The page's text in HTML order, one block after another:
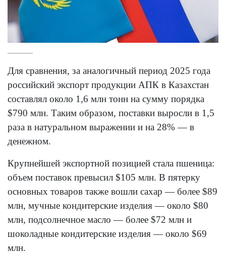
Для сравнения, за аналогичный период 2025 года
российский экспорт продукции АПК в Казахстан
составлял около 1,6 млн тонн на сумму порядка
$790 млн. Таким образом, поставки выросли в 1,5
раза в натуральном выражении и на 28% — в
денежном.
Крупнейшей экспортной позицией стала пшеница:
объем поставок превысил $105 млн. В пятерку
основных товаров также вошли сахар — более $89
млн, мучные кондитерские изделия — около $80
млн, подсолнечное масло — более $72 млн и
шоколадные кондитерские изделия — около $69
млн.